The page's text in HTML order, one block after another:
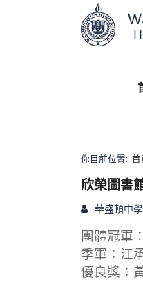
你目前位置: 首
欣榮圖書
華盛頓中
團體冠軍
季軍：江
優良獎：